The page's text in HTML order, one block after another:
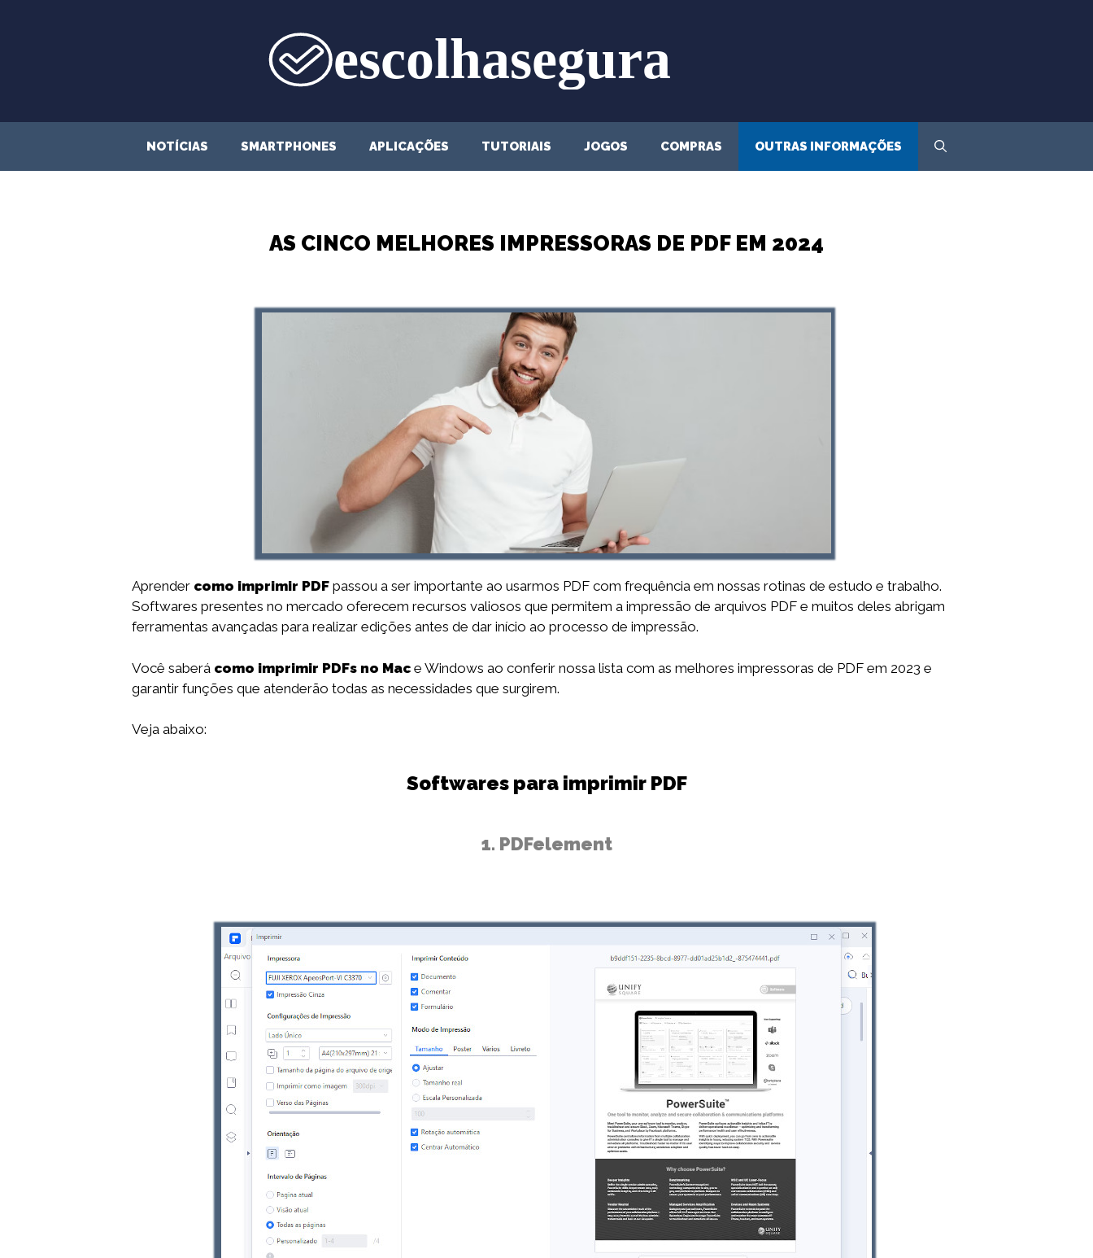
NOTÍCIAS SMARTPHONES APLICAÇÕES TUTORIAIS JOGOS COMPRAS OUTRAS INFORMAÇÕES
AS CINCO MELHORES IMPRESSORAS DE PDF EM 2024
Aprender como imprimir PDF passou a ser importante ao usarmos PDF com frequência em nossas rotinas de estudo e trabalho.
Softwares presentes no mercado oferecem recursos valiosos que permitem a impressão de arquivos PDF e muitos deles abrigam
ferramentas avançadas para realizar edições antes de dar início ao processo de impressão.
Você saberá como imprimir PDFs no Mac e Windows ao conferir nossa lista com as melhores impressoras de PDF em 2023 e
garantir funções que atenderão todas as necessidades que surgirem.
Veja abaixo:
Softwares para imprimir PDF
1. PDFelement